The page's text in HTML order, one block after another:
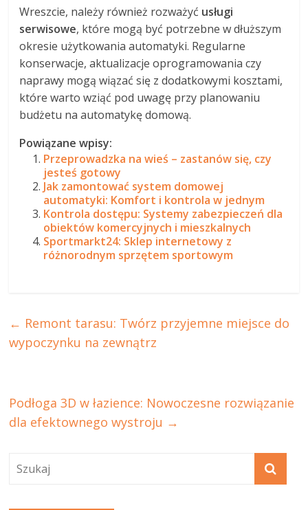
Wreszcie, należy również rozważyć usługi
serwisowe, które mogą być potrzebne w dłuższym
okresie użytkowania automatyki. Regularne
konserwacje, aktualizacje oprogramowania czy
naprawy mogą wiązać się z dodatkowymi kosztami,
które warto wziąć pod uwagę przy planowaniu
budżetu na automatykę domową.
Powiązane wpisy:
Przeprowadzka na wieś – zastanów się, czy
jesteś gotowy
Jak zamontować system domowej
automatyki: Komfort i kontrola w jednym
Kontrola dostępu: Systemy zabezpieczeń dla
obiektów komercyjnych i mieszkalnych
Sportmarkt24: Sklep internetowy z
różnorodnym sprzętem sportowym
← Remont tarasu: Twórz przyjemne miejsce do
wypoczynku na zewnątrz
Podłoga 3D w łazience: Nowoczesne rozwiązanie
dla efektownego wystroju →